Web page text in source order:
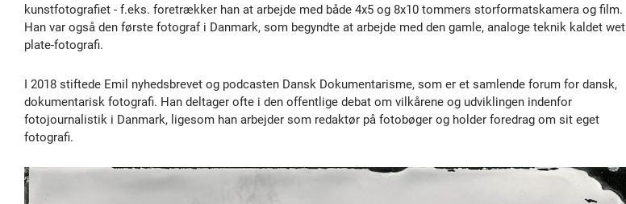
kunstfotografiet - f.eks. foretrækker han at arbejde med både 4x5 og 8x10 tommers storformatskamera og film.
Han var også den første fotograf i Danmark, som begyndte at arbejde med den gamle, analoge teknik kaldet wet
plate-fotografi.
I 2018 stiftede Emil nyhedsbrevet og podcasten Dansk Dokumentarisme, som er et samlende forum for dansk,
dokumentarisk fotografi. Han deltager ofte i den offentlige debat om vilkårene og udviklingen indenfor
fotojournalistik i Danmark, ligesom han arbejder som redaktør på fotobøger og holder foredrag om sit eget
fotografi.